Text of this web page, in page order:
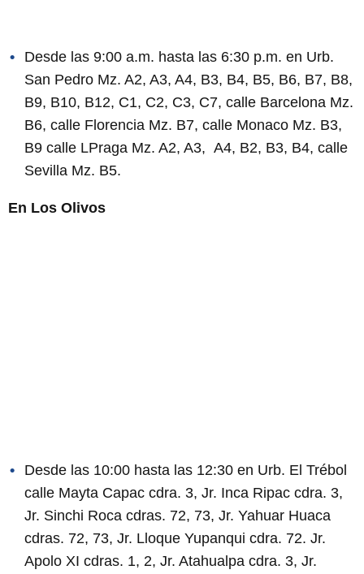
Desde las 9:00 a.m. hasta las 6:30 p.m. en Urb.
San Pedro Mz. A2, A3, A4, B3, B4, B5, B6, B7, B8,
B9, B10, B12, C1, C2, C3, C7, calle Barcelona Mz.
B6, calle Florencia Mz. B7, calle Monaco Mz. B3,
B9 calle LPraga Mz. A2, A3, A4, B2, B3, B4, calle
Sevilla Mz. B5.
En Los Olivos
Desde las 10:00 hasta las 12:30 en Urb. El Trébol
calle Mayta Capac cdra. 3, Jr. Inca Ripac cdra. 3,
Jr. Sinchi Roca cdras. 72, 73, Jr. Yahuar Huaca
cdras. 72, 73, Jr. Lloque Yupanqui cdra. 72. Jr.
Apolo XI cdras. 1, 2, Jr. Atahualpa cdra. 3, Jr.